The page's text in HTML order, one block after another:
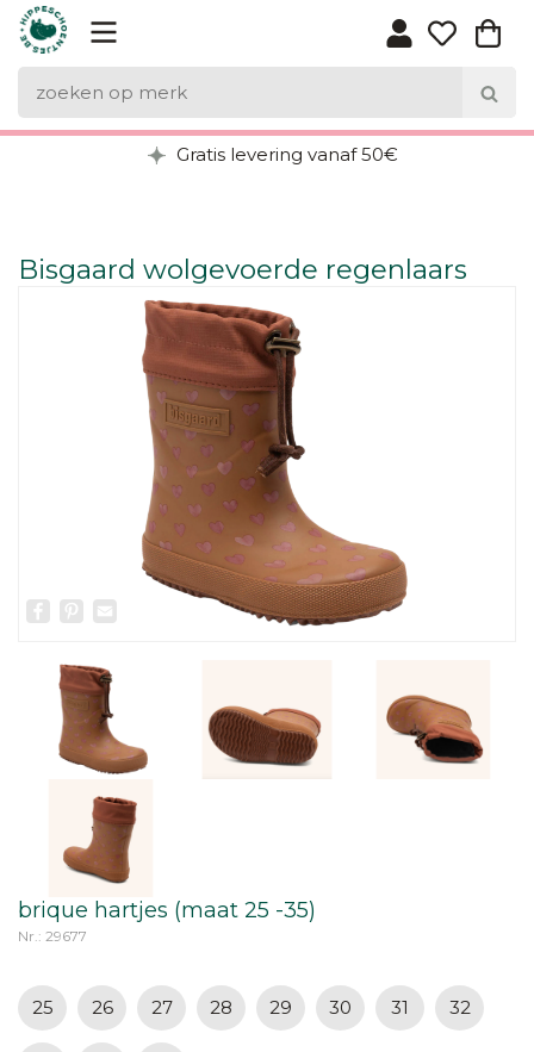
Gratis levering vanaf 50€
Bisgaard wolgevoerde regenlaars
Facebook
Pinterest
brique hartjes (maat 25 -35)
Nr.: 29677
25 26 27 28 29 30 31 32